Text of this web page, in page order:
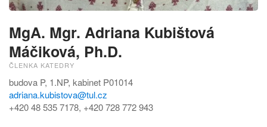
MgA. Mgr. Adriana Kubištová
Máčiková, Ph.D.
ČLENKA KATEDRY
budova P, 1.NP, kabinet P01014
adriana.kubistova@tul.cz
+420 48 535 7178, +420 728 772 943